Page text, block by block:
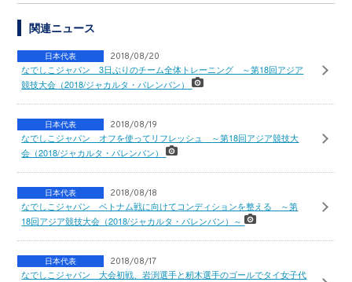
関連ニュース
日本代表 2018/08/20
なでしこジャパン 3日ぶりのチーム全体トレーニング ～第18回アジア
競技大会（2018/ジャカルタ・パレンバン）
日本代表 2018/08/19
なでしこジャパン オフを使ってリフレッシュ ～第18回アジア競技大
会（2018/ジャカルタ・パレンバン）
日本代表 2018/08/18
なでしこジャパン ベトナム戦に向けてコンディションを整える ～第
18回アジア競技大会（2018/ジャカルタ・パレンバン）～
日本代表 2018/08/17
なでしこジャパン 大会初戦、岩渕選手と籾木選手のゴールでタイ女子代